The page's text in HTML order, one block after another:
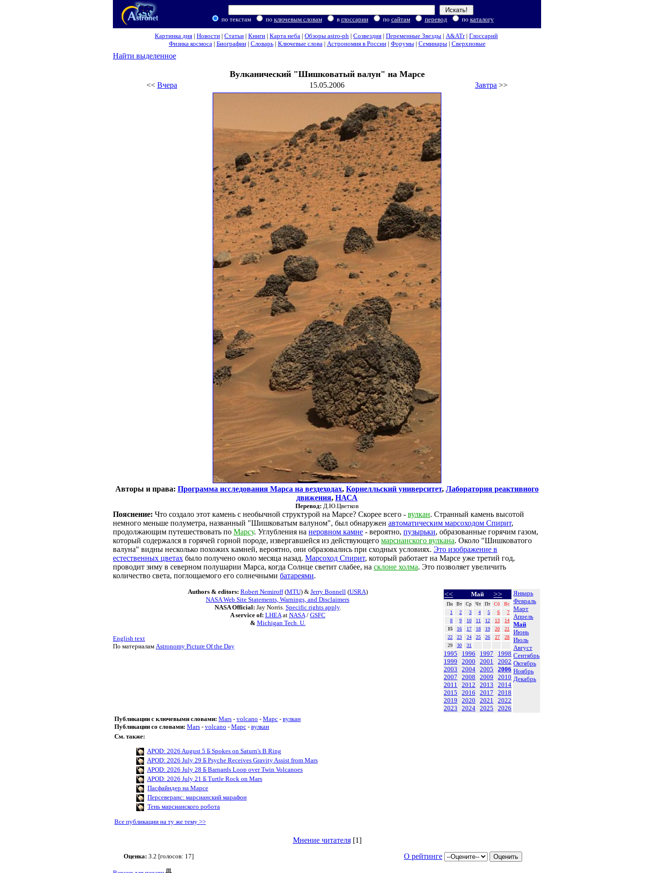
по текстам по ключевым словам в глоссарии по сайтам перевод по каталогу
Картинка дня | Новости | Статьи | Книги | Карта неба | Обзоры astro-ph | Созвездия | Переменные Звезды | A&ATr| Глоссарий
Физика космоса| Биографии| Словарь| Ключевые слова| Астрономия в России| Форумы| Семинары| Сверхновые
Найти выделенное
Вулканический "Шишковатый валун" на Марсе
<< Вчера 15.05.2006 Завтра >>
Авторы и права: Программа исследования Марса на вездеходах, Корнелльский университет, Лаборатория реактивного
движения, НАСА
Перевод: Д.Ю.Цветков
Пояснение: Что создало этот камень с необычной структурой на Марсе? Скорее всего - вулкан. Странный камень высотой
немного меньше полуметра, названный "Шишковатым валуном", был обнаружен автоматическим марсоходом Спирит,
продолжающим путешествовать по Марсу. Углубления на неровном камне - вероятно, пузырьки, образованные горячим газом,
который содержался в горячей горной породе, извергавшейся из действующего марсианского вулкана. Около "Шишковатого
валуна" видны несколько похожих камней, вероятно, они образовались при сходных условиях. Это изображение в
естественных цветах было получено около месяца назад. Марсоход Спирит, который работает на Марсе уже третий год,
проводит зиму в северном полушарии Марса, когда Солнце светит слабее, на склоне холма. Это позволяет увеличить
количество света, поглощаемого его солнечными батареями.
<< Май >>
Пн Вт Ср Чт Пт Сб
Вс
1
2 3 4 5 6
7
8
9 10 11 12 13
14
15
16 17 18 19 20
21
22
23 24 25 26 27
28
29
30 31
1995 1996 1997
1998
1999
2000 2001
2002
2003
2004 2005
2006
2007
2008 2009
2010
2011
2012 2013
2014
2015
2016 2017
2018
2019
2020 2021
2022
2023
2024 2025 2026
Январь
Февраль
Март
Апрель
Май
Июнь
Июль
Август
Сентябрь
Октябрь
Ноябрь
Декабрь
Authors & editors: Robert Nemiroff(MTU) & Jerry Bonnell(USRA)
NASA Web Site Statements, Warnings, and Disclaimers
NASA Official: Jay Norris. Specific rights apply.
A service of: LHEAat NASA/ GSFC
& Michigan Tech. U.
English text
По материалам Astronomy Picture Of the Day
Публикации с ключевыми словами: Mars - volcano - Марс - вулкан
Публикации со словами: Mars - volcano - Марс - вулкан
См. также:
APOD: 2026 August 5 Б Spokes on Saturn's B Ring
APOD: 2026 July 29 Б Psyche Receives Gravity Assist from Mars
APOD: 2026 July 28 Б Barnards Loop over Twin Volcanoes
APOD: 2026 July 21 Б Turtle Rock on Mars
Пасфайндер на Марсе
Персеверанс: марсианский марафон
Тень марсианского робота
Все публикации на ту же тему >>
Мнение читателя[1]
Оценка: 3.2 [голосов: 17] О рейтинге